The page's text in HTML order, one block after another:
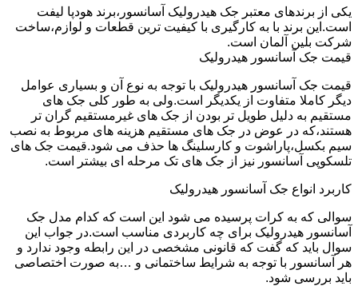
یکی از برندهای معتبر جک هیدرولیک آسانسور،برند هودپا لیفت
است.این برند با به کارگیری با کیفیت ترین قطعات و لوازم،ساخت
شرکت بلین آلمان است.
قیمت جک آسانسور هیدرولیک
قیمت جک آسانسور هیدرولیک با توجه به نوع آن و بسیاری عوامل
دیگر کاملا متفاوت از یکدیگر است.ولی به طور کلی جک های
مستقیم به دلیل طویل تر بودن از جک های غیرمستقیم گران تر
هستند،که در عوض در جک های مستقیم هزینه های مربوط به نصب
سیم بکسل،پاراشوت و کارسلینگ ها حذف می شود.قیمت جک های
تلسکوپی آسانسور نیز از جک های تک مرحله ای بیشتر است.
کاربرد انواع جک آسانسور هیدرولیک
سوالی که به کرات پرسیده می شود این است که کدام مدل جک
آسانسور هیدرولیک برای چه کاربردی مناسب است.در جواب این
سوال باید که گفت که قانونی مشخصی در این رابطه وجود ندارد و
هر آسانسور با توجه به شرایط ساختمانی و …به صورت اختصاصی
باید بررسی شود.